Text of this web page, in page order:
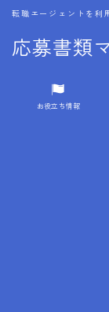
応募書類
転職エージェントを利
MENU
1.履歴書のゴ
お役立ち情報